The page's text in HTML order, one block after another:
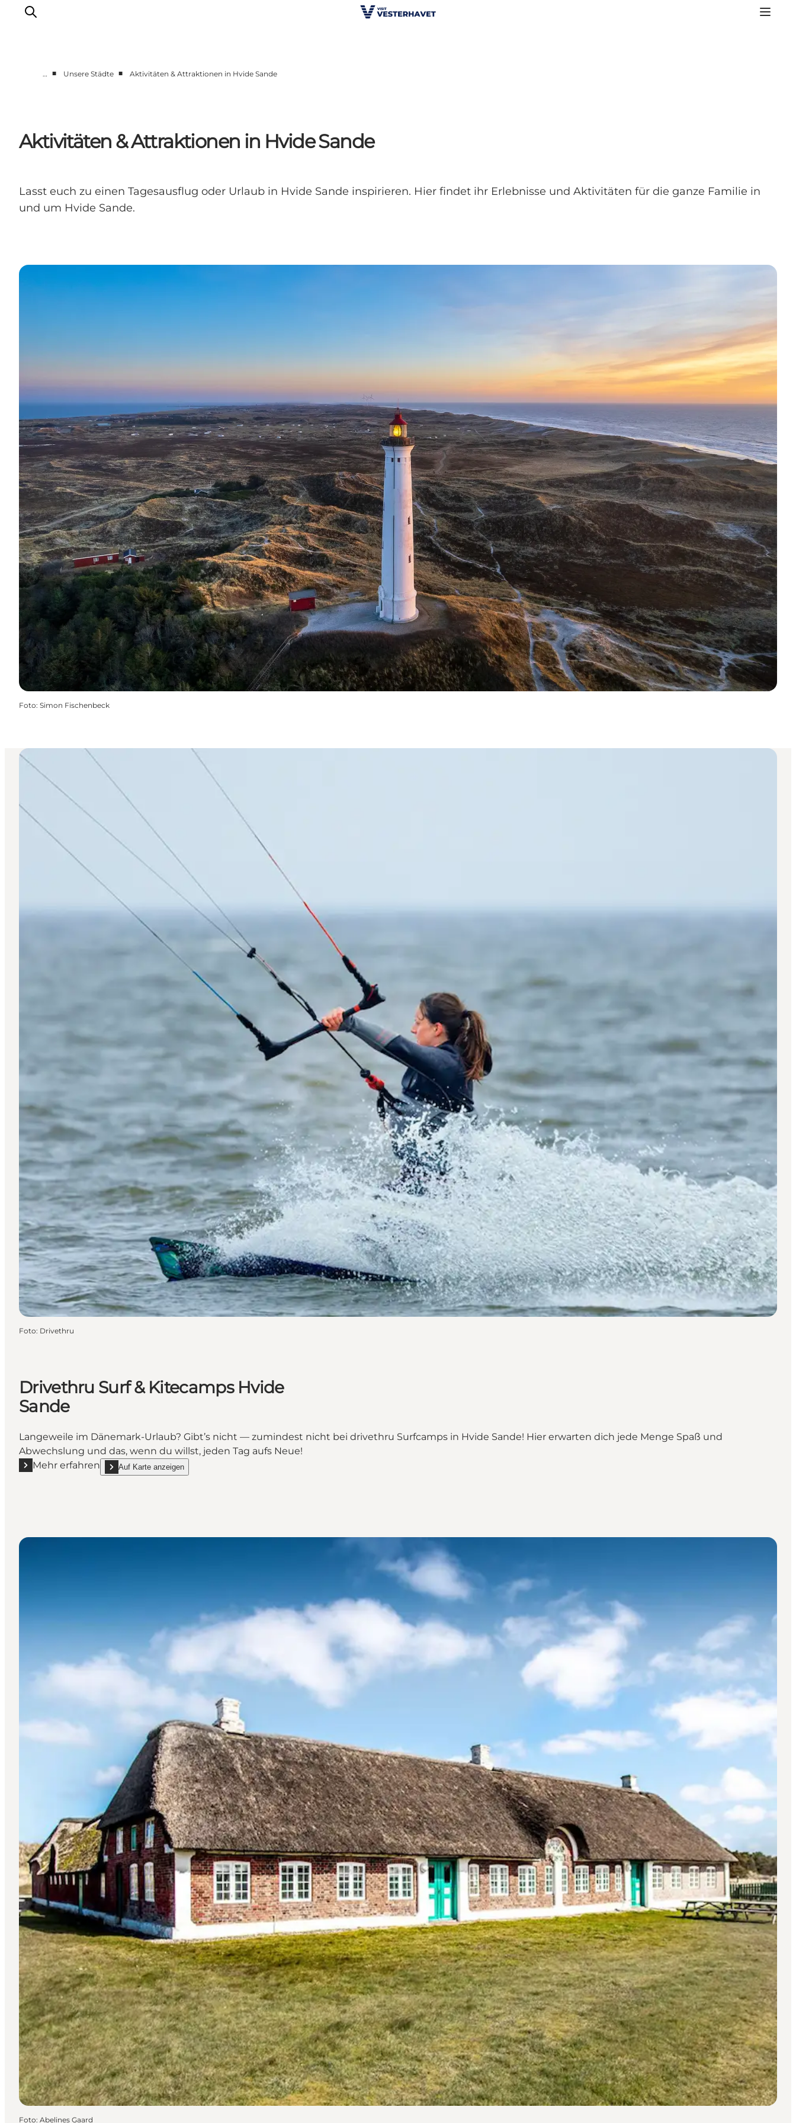
Unsere Städte
Essen & Übernachtung
Plane deine Reise
… ■ Unsere Städte ■ Aktivitäten & Attraktionen in Hvide Sande
Aktivitäten & Attraktionen in Hvide Sande
Lasst euch zu einen Tagesausflug oder Urlaub in Hvide Sande inspirieren. Hier findet ihr Erlebnisse und Aktivitäten für die ganze Familie in
und um Hvide Sande.
Foto: Simon Fischenbeck
Foto: Drivethru
Drivethru Surf & Kitecamps Hvide
Sande
Langeweile im Dänemark-Urlaub? Gibt’s nicht — zumindest nicht bei drivethru Surfcamps in Hvide Sande! Hier erwarten dich jede Menge Spaß und
Abwechslung und das, wenn du willst, jeden Tag aufs Neue!
Mehr erfahren
Mehr erfahren "Drivethru Surf & Kitecamps Hvide Sande"
Auf Karte anzeigen
show Drivethru Surf & Kitecamps Hvide Sande on_map
Foto: Abelines Gaard